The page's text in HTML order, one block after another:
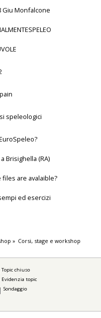
Giu Monfalcone
speleologici
Brisighella (RA)
are avalaible?
ed esercizi
» Corsi, stage e workshop
Topic chiuso
Evidenzia topic
Sondaggio